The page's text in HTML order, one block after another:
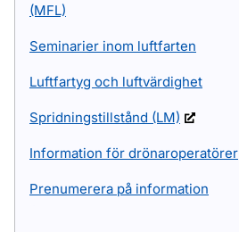
(MFL)
Seminarier inom luftfarten
Luftfartyg och luftvärdighet
Spridningstillstånd (LM)
Information för drönaroperatörer
Prenumerera på information